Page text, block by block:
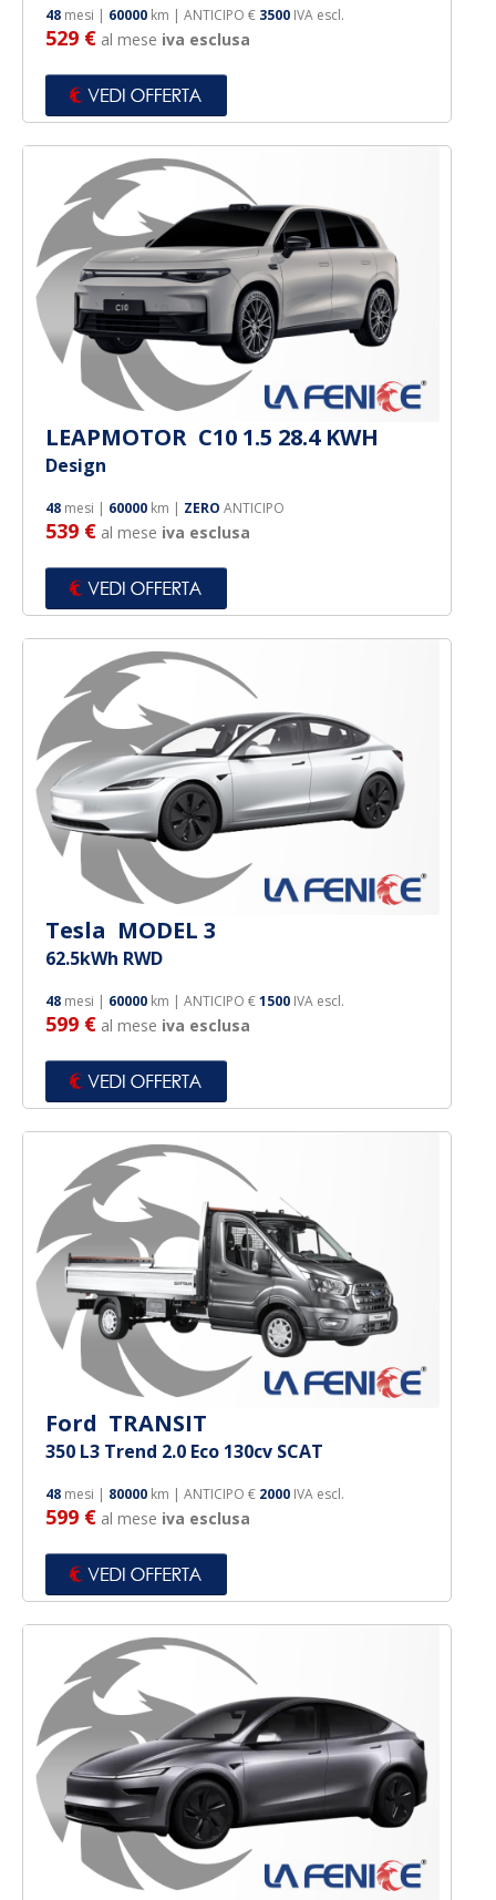
48 mesi | 60000 km | ANTICIPO € 3500 IVA escl.
529 € al mese iva esclusa
LEAPMOTOR C10 1.5 28.4 KWH
Design
48 mesi | 60000 km | ZERO ANTICIPO
539 € al mese iva esclusa
Tesla MODEL 3
62.5kWh RWD
48 mesi | 60000 km | ANTICIPO €1500 IVA escl.
599 € al mese iva esclusa
Ford TRANSIT
350 L3 Trend 2.0 Eco 130cv SCAT
48 mesi | 80000 km | ANTICIPO € 2000 IVA escl.
599 € al mese iva esclusa